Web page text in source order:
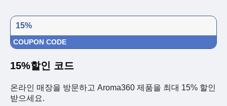
15%
COUPON CODE
15%할인 코드
온라인 매장을 방문하고 Aroma360 제품을 최대 15% 할인
받으세요.